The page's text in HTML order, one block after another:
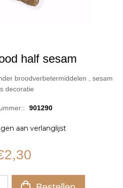
half sesam
broodverbetermiddelen , sesam
decoratie
901290